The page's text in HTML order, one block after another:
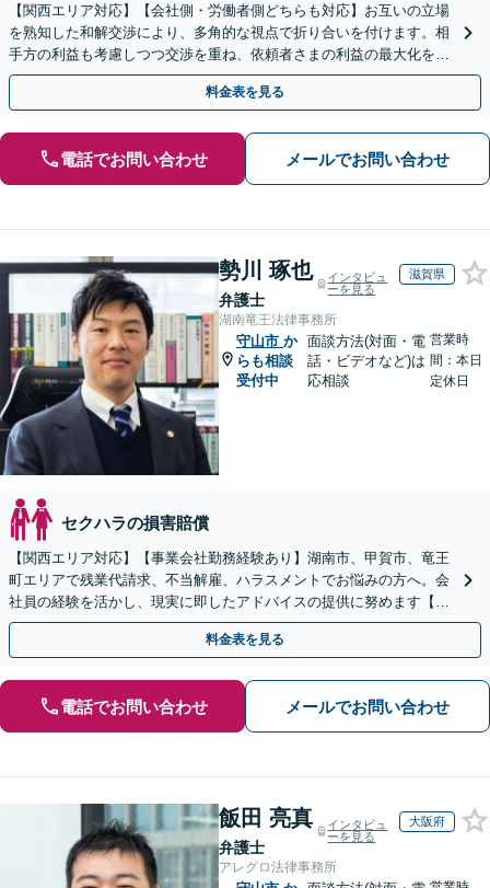
【関西エリア対応】【会社側・労働者側どちらも対応】お互いの立場
を熟知した和解交渉により、多角的な視点で折り合いを付けます。相
手方の利益も考慮しつつ交渉を重ね、依頼者さまの利益の最大化を目
指す「不当解雇／労災の損害賠償請求／未払い残業代請求」
料金表を見る
電話でお問い合わせ メールでお問い合わせ
勢川 琢也
弁護士
インタビュ
ーを見る
滋賀県
湖南竜王法律事務所
守山市 か
らも相談
受付中
面談方法(対面・電
話・ビデオなど)は
応相談
営業時
間：本日
定休日
セクハラの損害賠償
【関西エリア対応】【事業会社勤務経験あり】湖南市、甲賀市、竜王
町エリアで残業代請求、不当解雇、ハラスメントでお悩みの方へ。会
社員の経験を活かし、現実に即したアドバイスの提供に努めます【労
使双方に対応】【Web面談OK】
料金表を見る
電話でお問い合わせ メールでお問い合わせ
飯田 亮真
弁護士
インタビュ
ーを見る
大阪府
アレグロ法律事務所